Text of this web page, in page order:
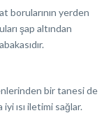
borularının yerden
şap altından
bir tanesi de
ısı iletimi sağlar.